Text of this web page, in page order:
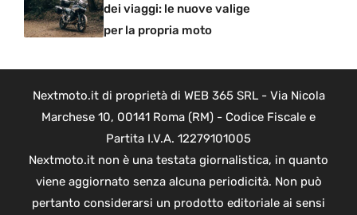
dei viaggi: le nuove valige
per la propria moto
Nextmoto.it di proprietà di WEB 365 SRL - Via Nicola
Marchese 10, 00141 Roma (RM) - Codice Fiscale e
Partita I.V.A. 12279101005
Nextmoto.it non è una testata giornalistica, in quanto
viene aggiornato senza alcuna periodicità. Non può
pertanto considerarsi un prodotto editoriale ai sensi